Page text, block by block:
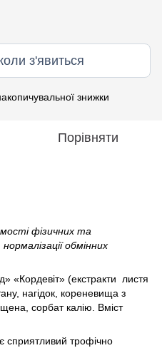
з'явиться
знижки
Порівняти
фізичних та
обмінних
«Кордевіт» (екстракти листя
нагідок, кореневища з
сорбат калію. Вміст
сприятливий трофічно